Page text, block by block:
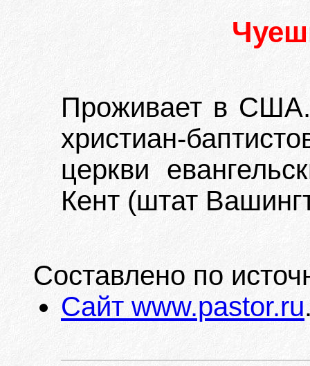
Проживает в США.
христиан-
церкви
Кент (штат
Составлено по
Сайт www.pastor.ru